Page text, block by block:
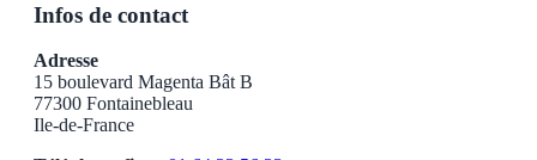
Infos de contact
Adresse
15 boulevard Magenta Bât B
77300 Fontainebleau
Ile-de-France